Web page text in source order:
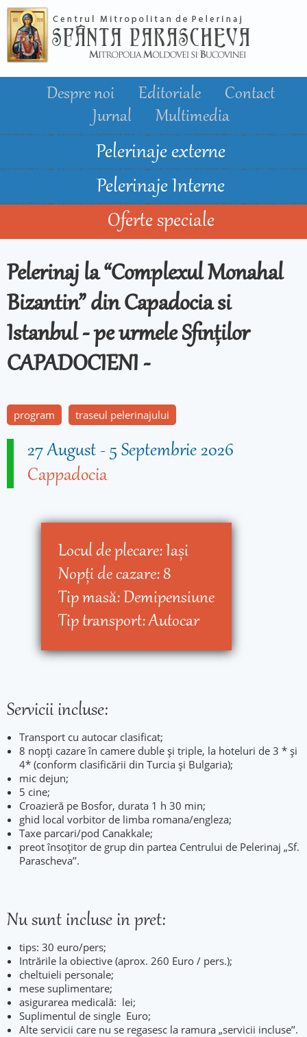
conţinutul
principal
Despre noi Editoriale
Contact
Jurnal
Multimedia
Pelerinaje externe
Pelerinaje Interne
Oferte speciale
Pelerinaj la “Complexul Monahal
Bizantin” din Capadocia si
Istanbul - pe urmele Sfinților
CAPADOCIENI -
program traseul pelerinajului
27 August- 5 Septembrie 2026
Cappadocia
Locul de plecare:Iaşi
Nopţi de cazare:8
Tip masă:Demipensiune
Tip transport:Autocar
Servicii incluse:
Transport cu autocar clasificat;
8 nopţi cazare în camere duble și triple, la hoteluri de 3 * și
4* (conform clasificării din Turcia și Bulgaria);
mic dejun;
5 cine;
Croazieră pe Bosfor, durata 1 h 30 min;
ghid local vorbitor de limba romana/engleza;
Taxe parcari/pod Canakkale;
preot însoțitor de grup din partea Centrului de Pelerinaj „Sf.
Parascheva’’.
Nu sunt incluse in pret:
tips: 30 euro/pers;
Intrările la obiective (aprox. 260 Euro / pers.);
cheltuieli personale;
mese suplimentare;
asigurarea medicală: lei;
Suplimentul de single Euro;
Alte servicii care nu se regasesc la ramura „servicii incluse’’.